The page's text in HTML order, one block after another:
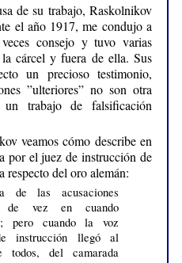
de su trabajo, Raskolnikov
el año 1917, me condujo a
consejo y tuvo varias
cárcel y fuera de ella. Sus
un precioso testimonio,
”ulteriores” no son otra
trabajo de falsificación
veamos cómo describe en
por el juez de instrucción de
respecto del oro alemán:
de las acusaciones
de vez en cuando
pero cuando la voz
instrucción llegó al
todos, del camarada